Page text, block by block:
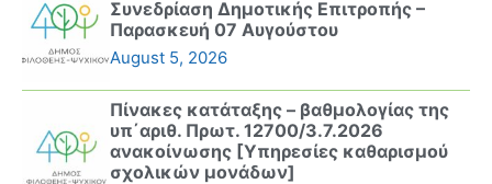
Συνεδρίαση Δημοτικής Επιτροπής –
Παρασκευή 07 Αυγούστου
August 5, 2026
Πίνακες κατάταξης – βαθμολογίας της
υπ΄αριθ. Πρωτ. 12700/3.7.2026
ανακοίνωσης [Υπηρεσίες καθαρισμού
σχολικών μονάδων]